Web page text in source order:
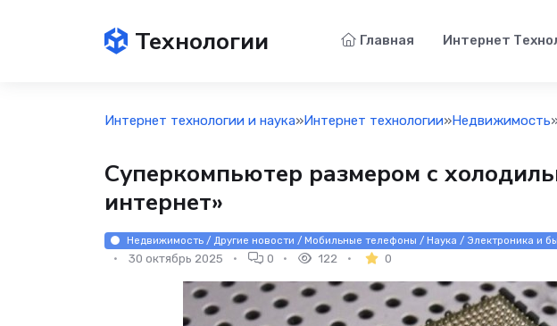
Технологии Главная Интернет
Интернет технологии и наука»Интернет технологии»Недвижимость
Суперкомпьютер размером с
интернет»
Недвижимость / Другие новости / Мобильные телефоны / Наука / Электроника и
30 октябрь 2025
0 122 0